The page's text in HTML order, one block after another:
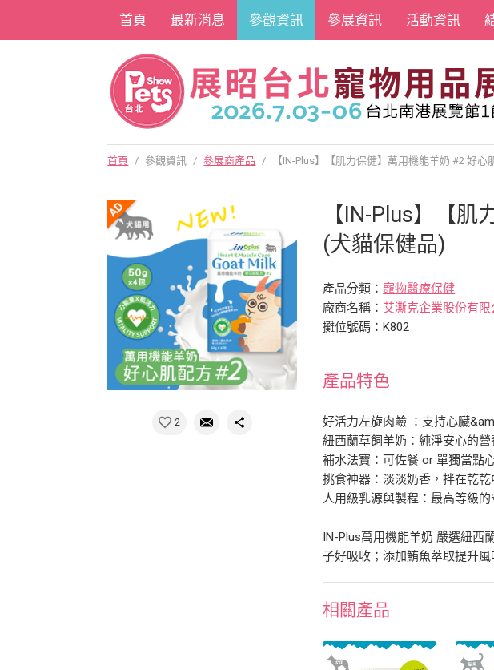
首頁 最新消息 參觀資訊 參展資訊 活動資訊
首頁 / 參觀資訊 / 參展商產品 / 【IN-Plus】【肌力保健】萬用機能羊奶 #2 好
2
【IN-Plus】【
(犬貓保健品)
產品分類：寵物醫療保健
廠商名稱： 艾澌克企業股份有限
攤位號碼：K802
產品特色
好活力左旋肉鹼 ：支持心臟
紐西蘭草飼羊奶：純淨安心的營
補水法寶：可佐餐 or 單獨當點
挑食神器：淡淡奶香，拌在乾
人用級乳源與製程：最高等級的
IN-Plus萬用機能羊奶 嚴選紐西
子好吸收；添加鮪魚萃取提升
相關產品